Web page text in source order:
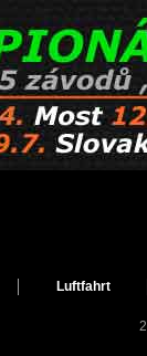
Luftfahrt